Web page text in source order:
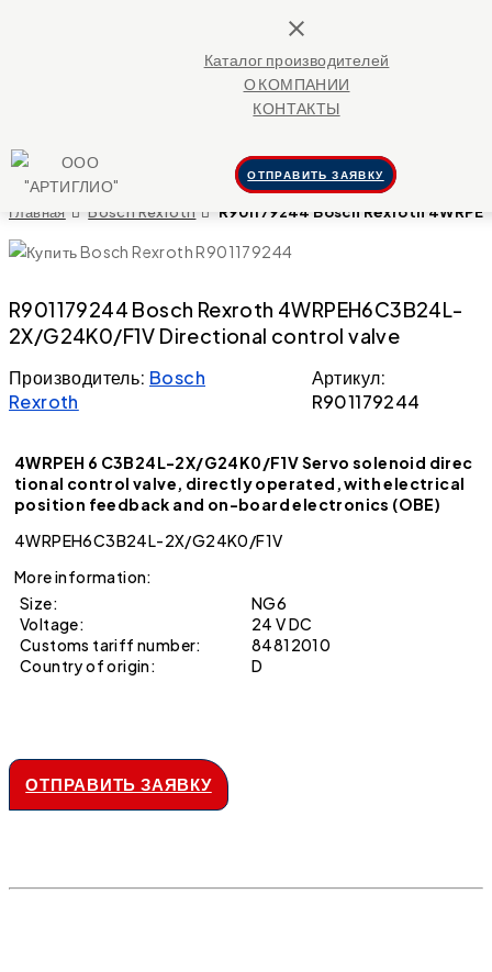
close
Каталог производителей
О КОМПАНИИ
КОНТАКТЫ
ОТПРАВИТЬ ЗАЯВКУ
Главная Bosch Rexroth R901179244 Bosch Rexroth
R901179244 Bosch Rexroth 4WRPEH6C3B24L-
2X/G24K0/F1V Directional control valve
Производитель: Bosch
Rexroth
Артикул:
R901179244
4WRPEH 6 C3B24L-2X/G24K0/F1V Servo solenoid direc
tional control valve, directly operated, with electrical
position feedback and on-board electronics (OBE)
4WRPEH6C3B24L-2X/G24K0/F1V
More information:
Size:
NG6
Voltage:
24 V DC
Customs tariff number:
84812010
Country of origin:
D
ОТПРАВИТЬ ЗАЯВКУ